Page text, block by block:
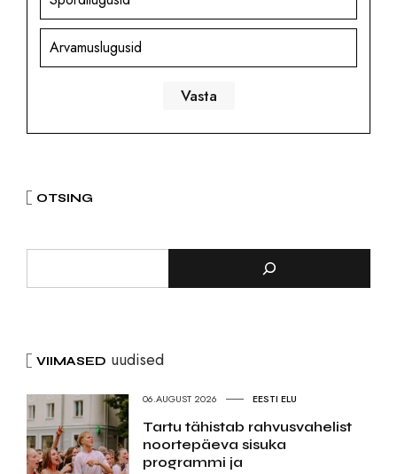
Arvamuslugusid
OTSING
VIIMASED uudised
06.AUGUST 2026 EESTI ELU
Tartu tähistab rahvusvahelist
noortepäeva sisuka
programmi ja